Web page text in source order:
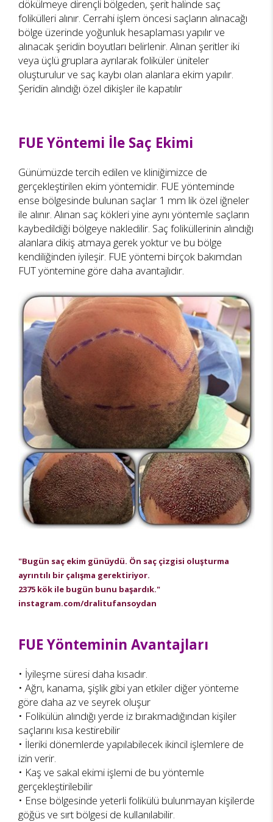
dökülmeye dirençli bölgeden, şerit halinde saç
folikülleri alınır. Cerrahi işlem öncesi saçların alınacağı
bölge üzerinde yoğunluk hesaplaması yapılır ve
alınacak şeridin boyutları belirlenir. Alınan şeritler iki
veya üçlü gruplara ayrılarak foliküler üniteler
oluşturulur ve saç kaybı olan alanlara ekim yapılır.
Şeridin alındığı özel dikişler ile kapatılır
FUE Yöntemi İle Saç Ekimi
Günümüzde tercih edilen ve kliniğimizce de
gerçekleştirilen ekim yöntemidir. FUE yönteminde
ense bölgesinde bulunan saçlar 1 mm lik özel iğneler
ile alınır. Alınan saç kökleri yine aynı yöntemle saçların
kaybedildiği bölgeye nakledilir. Saç foliküllerinin alındığı
alanlara dikiş atmaya gerek yoktur ve bu bölge
kendiliğinden iyileşir. FUE yöntemi birçok bakımdan
FUT yöntemine göre daha avantajlıdır.
"Bugün saç ekim günüydü. Ön saç çizgisi oluşturma
ayrıntılı bir çalışma gerektiriyor.
2375 kök ile bugün bunu başardık."
instagram.com/dralitufansoydan
FUE Yönteminin Avantajları
• İyileşme süresi daha kısadır.
• Ağrı, kanama, şişlik gibi yan etkiler diğer yönteme
göre daha az ve seyrek oluşur
• Folikülün alındığı yerde iz bırakmadığından kişiler
saçlarını kısa kestirebilir
• İleriki dönemlerde yapılabilecek ikincil işlemlere de
izin verir.
• Kaş ve sakal ekimi işlemi de bu yöntemle
gerçekleştirilebilir
• Ense bölgesinde yeterli folikülü bulunmayan kişilerde
göğüs ve sırt bölgesi de kullanılabilir.